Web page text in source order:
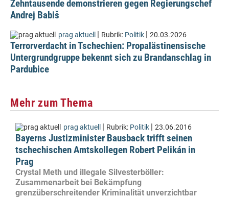
Zehntausende demonstrieren gegen Regierungschef
Andrej Babiš
prag aktuell | Rubrik: Politik | 20.03.2026
Terrorverdacht in Tschechien: Propalästinensische
Untergrundgruppe bekennt sich zu Brandanschlag in
Pardubice
Mehr zum Thema
prag aktuell | Rubrik: Politik | 23.06.2016
Bayerns Justizminister Bausback trifft seinen
tschechischen Amtskollegen Robert Pelikán in
Prag
Crystal Meth und illegale Silvesterböller:
Zusammenarbeit bei Bekämpfung
grenzüberschreitender Kriminalität unverzichtbar